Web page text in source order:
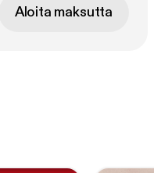
Aloita maksutta